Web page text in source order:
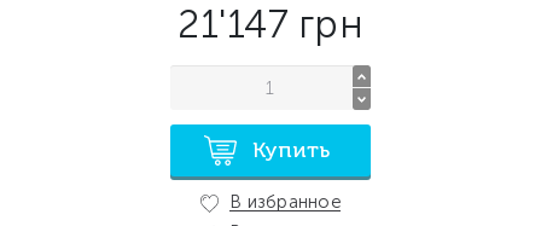
21'147 грн
Купить
В избранное